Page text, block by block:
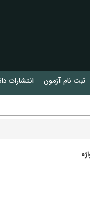
ثبت نام آزمون انتشارات